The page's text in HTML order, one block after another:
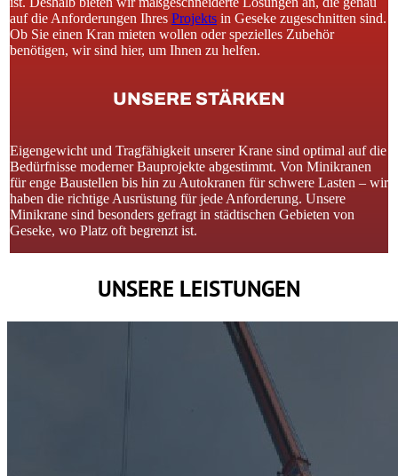
auf die Anforderungen Ihres Projekts in Geseke zugeschnitten sind.
Ob Sie einen Kran mieten wollen oder spezielles Zubehör
benötigen, wir sind hier, um Ihnen zu helfen.
UNSERE STÄRKEN
Eigengewicht und Tragfähigkeit unserer Krane sind optimal auf die
Bedürfnisse moderner Bauprojekte abgestimmt. Von Minikranen
für enge Baustellen bis hin zu Autokranen für schwere Lasten – wir
haben die richtige Ausrüstung für jede Anforderung. Unsere
Minikrane sind besonders gefragt in städtischen Gebieten von
Geseke, wo Platz oft begrenzt ist.
UNSERE LEISTUNGEN